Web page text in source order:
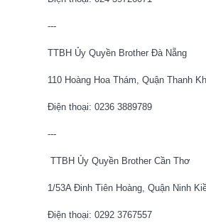
---
TTBH Ủy Quyền Brother Đà Nẵng
110 Hoàng Hoa Thám, Quận Thanh
Điện thoại: 0236 3889789
---
TTBH Ủy Quyền Brother Cần Thơ
1/53A Đinh Tiên Hoàng, Quận Ninh
Điện thoại: 0292 3767557